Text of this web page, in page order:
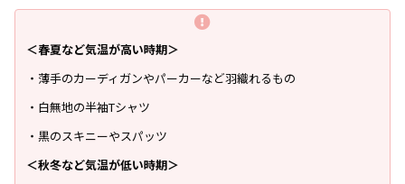
＜春夏など気温が高い時期＞
・薄手のカーディガンやパーカーなど羽織れるもの
・白無地の半袖Tシャツ
・黒のスキニーやスパッツ
＜秋冬など気温が低い時期＞